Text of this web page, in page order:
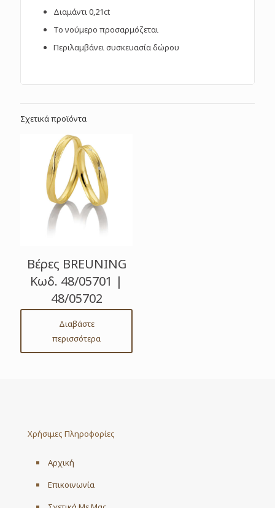
Διαμάντι 0,21ct
Το νούμερο προσαρμόζεται
Περιλαμβάνει συσκευασία δώρου
Σχετικά προϊόντα
Βέρες BREUNING
Κωδ. 48/05701 |
48/05702
Διαβάστε
περισσότερα
Χρήσιμες Πληροφορίες
Αρχική
Επικοινωνία